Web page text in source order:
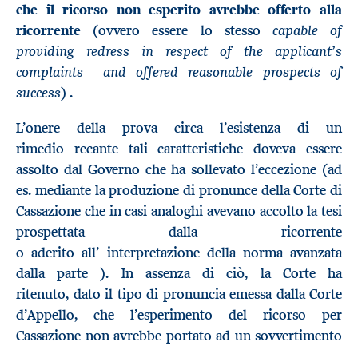
che il ricorso non esperito avrebbe offerto alla
ricorrente (ovvero essere lo stesso capable of
providing redress in respect of the applicant’s
complaints and offered reasonable prospects of
success) .
L’onere della prova circa l’esistenza di un
rimedio recante tali caratteristiche doveva essere
assolto dal Governo che ha sollevato l’eccezione (ad
es. mediante la produzione di pronunce della Corte di
Cassazione che in casi analoghi avevano accolto la tesi
prospettata dalla ricorrente
o aderito all’ interpretazione della norma avanzata
dalla parte ). In assenza di ciò, la Corte ha
ritenuto, dato il tipo di pronuncia emessa dalla Corte
d’Appello, che l’esperimento del ricorso per
Cassazione non avrebbe portato ad un sovvertimento